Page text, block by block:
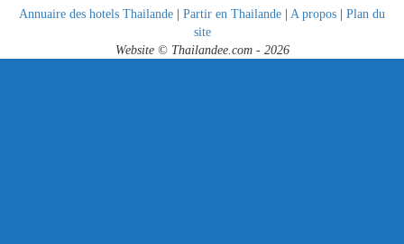
Annuaire des hotels Thailande | Partir en Thailande | A propos | Plan du
site
Website © Thailandee.com - 2026